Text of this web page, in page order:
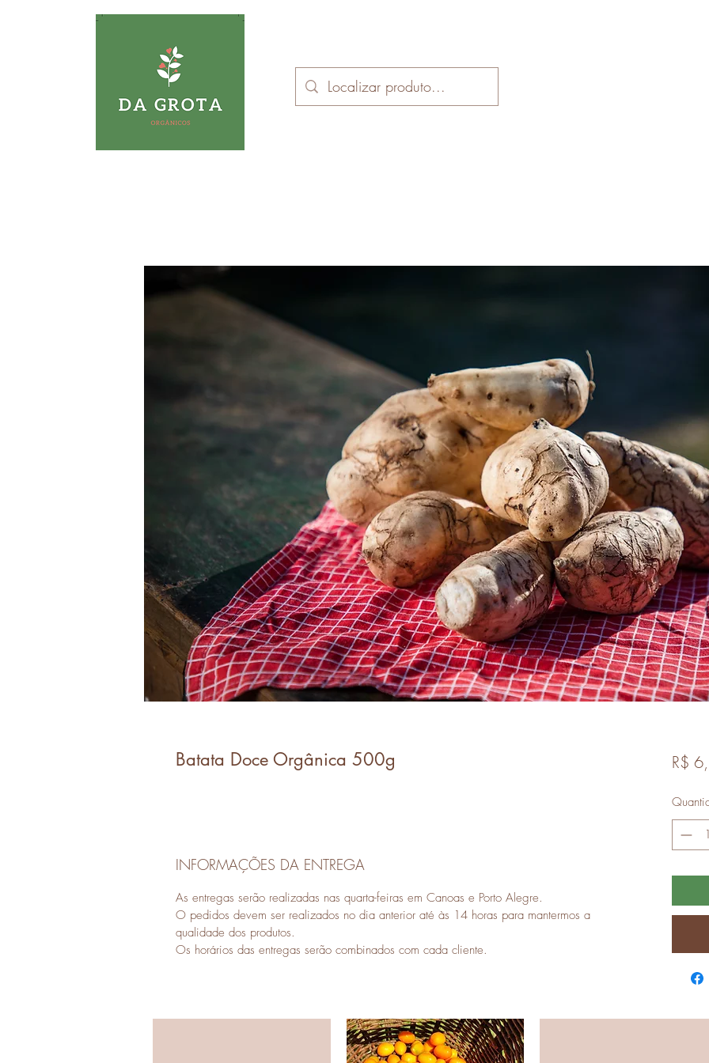
Batata Doce Orgânica 500g
INFORMAÇÕES DA ENTREGA
As entregas serão realizadas nas quarta-feiras em Canoas e Porto Alegre.
O pedidos devem ser realizados no dia anterior até às 14 horas para mantermos a
qualidade dos produtos.
Os horários das entregas serão combinados com cada cliente.
R$